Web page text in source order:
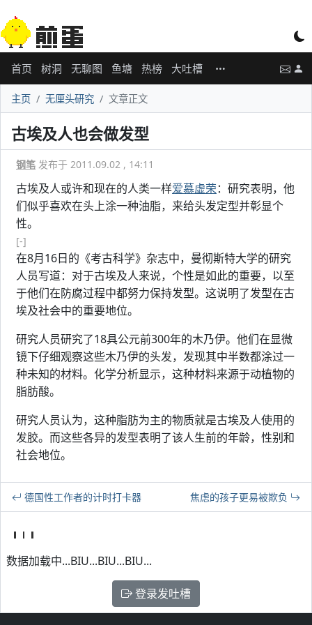
首页 树洞 无聊图 鱼塘 热榜 大吐槽
主页 无厘头研究 文章正文
古埃及人也会做发型
钢笔 发布于 2011.09.02 , 14:11
古埃及人或许和现在的人类一样爱慕虚荣：研究表明，他
们似乎喜欢在头上涂一种油脂，来给头发定型并彰显个
性。
[-]
在8月16日的《考古科学》杂志中，曼彻斯特大学的研究
人员写道：对于古埃及人来说，个性是如此的重要，以至
于他们在防腐过程中都努力保持发型。这说明了发型在古
埃及社会中的重要地位。
研究人员研究了18具公元前300年的木乃伊。他们在显微
镜下仔细观察这些木乃伊的头发，发现其中半数都涂过一
种未知的材料。化学分析显示，这种材料来源于动植物的
脂肪酸。
研究人员认为，这种脂肪为主的物质就是古埃及人使用的
发胶。而这些各异的发型表明了该人生前的年龄，性别和
社会地位。
德国性工作者的计时打卡器 焦虑的孩子更易被欺负
数据加载中...BIU...BIU...BIU...
登录发吐槽